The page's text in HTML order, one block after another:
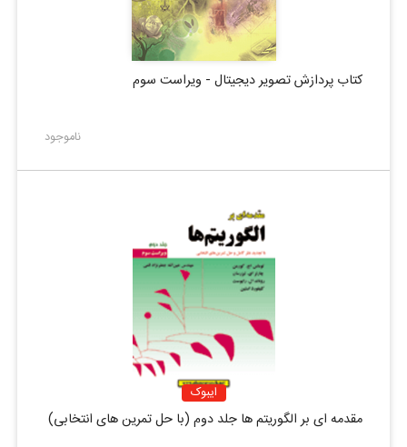
کتاب پردازش تصویر دیجیتال - ویراست سوم
ناموجود
ایبوک
مقدمه ای بر الگوریتم ها جلد دوم (با حل تمرین های انتخابی)